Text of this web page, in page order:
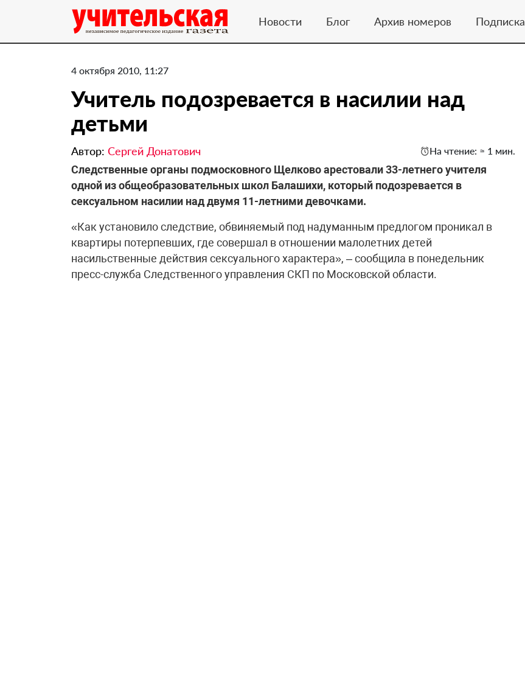
Новости Блог Архив номеров Подписка
4 октября 2010, 11:27
Учитель подозревается в насилии над
детьми
Автор: Сергей Донатович На чтение: ≈ 1 мин.
Следственные органы подмосковного Щелково арестовали 33-летнего учителя
одной из общеобразовательных школ Балашихи, который подозревается в
сексуальном насилии над двумя 11-летними девочками.
«Как установило следствие, обвиняемый под надуманным предлогом проникал в
квартиры потерпевших, где совершал в отношении малолетних детей
насильственные действия сексуального характера», – сообщила в понедельник
пресс-служба Следственного управления СКП по Московской области.